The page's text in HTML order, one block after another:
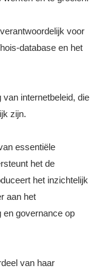
voor
database en het
internetbeleid, die
zijn.
essentiële
het de
het inzichtelijk
aan het
en governance op
van haar